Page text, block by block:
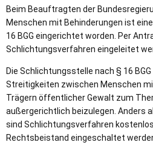
Beim Beauftragten der
Menschen mit Behinderungen ist
16 BGG eingerichtet worden. Per
Schlichtungsverfahren eingeleitet
Die Schlichtungsstelle nach § 16
Streitigkeiten zwischen Menschen
Trägern öffentlicher Gewalt zum
außergerichtlich beizulegen. Anders
sind Schlichtungsverfahren
Rechtsbeistand eingeschaltet